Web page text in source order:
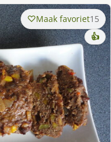
Maak favoriet15
👍